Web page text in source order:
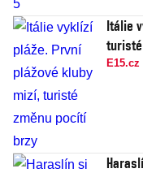
Itálie
turisté
E15.cz